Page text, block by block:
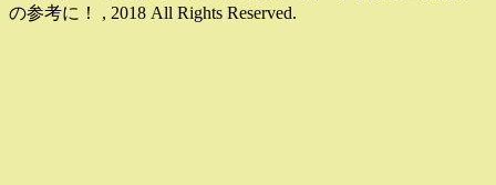
の参考に！ , 2018 All Rights Reserved.